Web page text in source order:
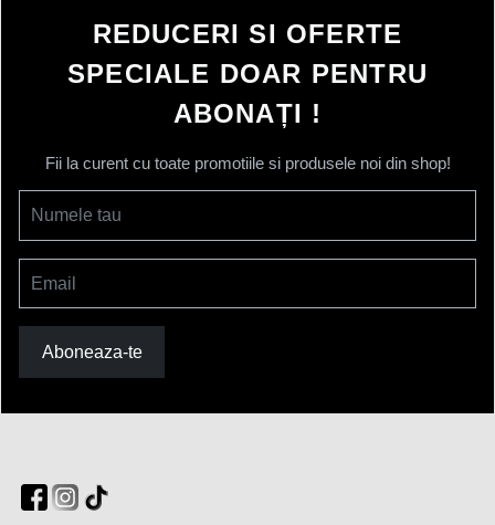
REDUCERI SI OFERTE
SPECIALE DOAR PENTRU
ABONAȚI !
Fii la curent cu toate promotiile si produsele noi din shop!
Numele tau
Email
Aboneaza-te